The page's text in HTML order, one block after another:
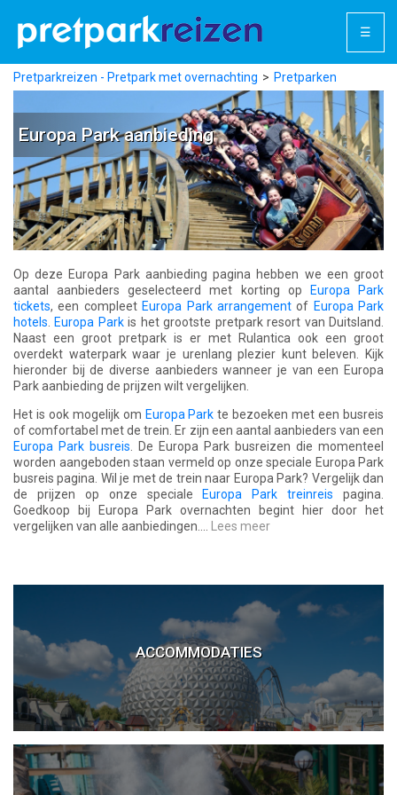
☰
Pretparkreizen - Pretpark met overnachting
Pretparken
Europa Park aanbieding
Europa Park aanbieding
Op deze Europa Park aanbieding pagina hebben we een groot
aantal aanbieders geselecteerd met korting op
Europa Park
tickets, een compleet Europa Park arrangementof Europa Park
hotels
Europa Parkis het grootste pretpark resort van Duitsland.
Naast een groot pretpark is er met Rulantica ook een groot
overdekt waterpark waar je urenlang plezier kunt beleven. Kijk
hieronder bij de diverse aanbieders wanneer je van een Europa
Park aanbieding de prijzen wilt vergelijken.
Het is ook mogelijk om Europa Park te bezoeken met een busreis
of comfortabel met de trein. Er zijn een aantal aanbieders van een
Europa Park busreis . De Europa Park busreizen die momenteel
worden aangeboden staan vermeld op onze speciale Europa Park
busreis pagina. Wil je met de trein naar Europa Park? Vergelijk dan
de prijzen op onze speciale
Europa Park treinreis pagina.
Goedkoop bij Europa Park overnachten begint hier door het
vergelijken van alle aanbiedingen....
Lees meer
ACCOMMODATIES
Europa Park Hotels
Hotel bij Europa Park
Silver Lake City